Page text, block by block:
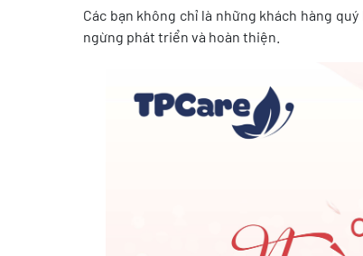
Các bạn không chỉ là những khách hàng
ngừng phát triển và hoàn thiện.